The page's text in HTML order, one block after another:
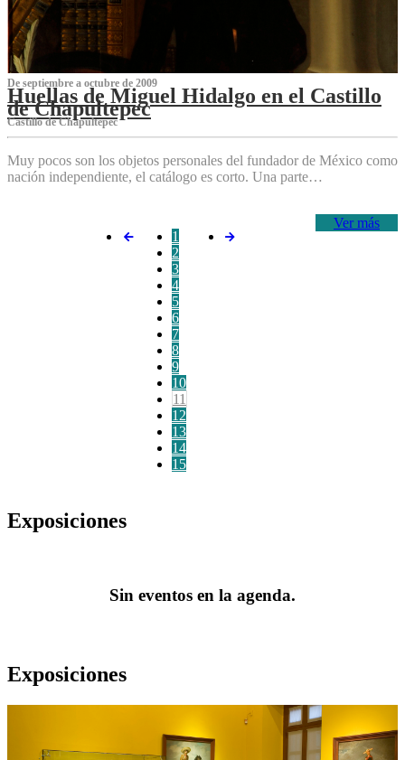
De septiembre a octubre de 2009
Huellas de Miguel Hidalgo en el Castillo
de Chapultepec
Castillo de Chapultepec
Muy pocos son los objetos personales del fundador de México como
nación independiente, el catálogo es corto. Una parte…
Ver más
1
2
3
4
5
6
7
8
9
10
11
12
13
14
15
Exposiciones
Sin eventos en la agenda.
Exposiciones